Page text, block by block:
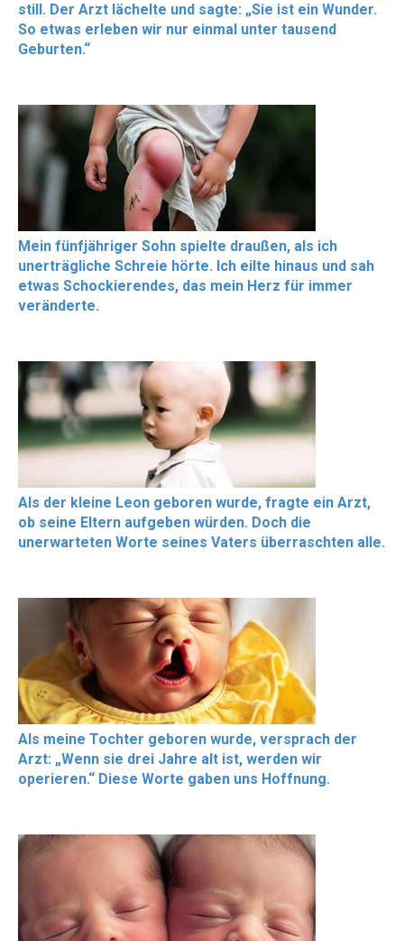
still. Der Arzt lächelte und sagte: „Sie ist ein Wunder.
So etwas erleben wir nur einmal unter tausend
Geburten.“
Mein fünfjähriger Sohn spielte draußen, als ich
unerträgliche Schreie hörte. Ich eilte hinaus und sah
etwas Schockierendes, das mein Herz für immer
veränderte.
Als der kleine Leon geboren wurde, fragte ein Arzt,
ob seine Eltern aufgeben würden. Doch die
unerwarteten Worte seines Vaters überraschten alle.
Als meine Tochter geboren wurde, versprach der
Arzt: „Wenn sie drei Jahre alt ist, werden wir
operieren.“ Diese Worte gaben uns Hoffnung.